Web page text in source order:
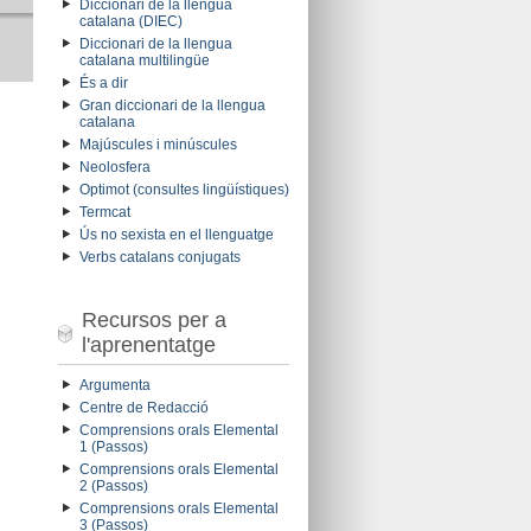
Diccionari de la llengua
catalana (DIEC)
Diccionari de la llengua
catalana multilingüe
És a dir
Gran diccionari de la llengua
catalana
Majúscules i minúscules
Neolosfera
Optimot (consultes lingüístiques)
Termcat
Ús no sexista en el llenguatge
Verbs catalans conjugats
Recursos per a
l'aprenentatge
Argumenta
Centre de Redacció
Comprensions orals Elemental
1 (Passos)
Comprensions orals Elemental
2 (Passos)
Comprensions orals Elemental
3 (Passos)